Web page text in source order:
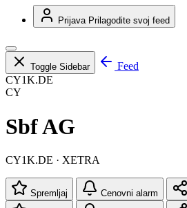
Prijava Prilagodite svoj feed
Toggle Sidebar
Feed
CY1K.DE
CY
Sbf AG
CY1K.DE · XETRA
Spremljaj Cenovni alarm